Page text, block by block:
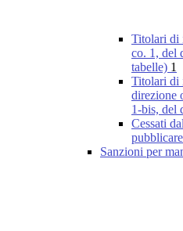
Titolari di
co. 1, del
tabelle) 1
Titolari di
direzione
1-bis, del
Cessati
Sanzioni per